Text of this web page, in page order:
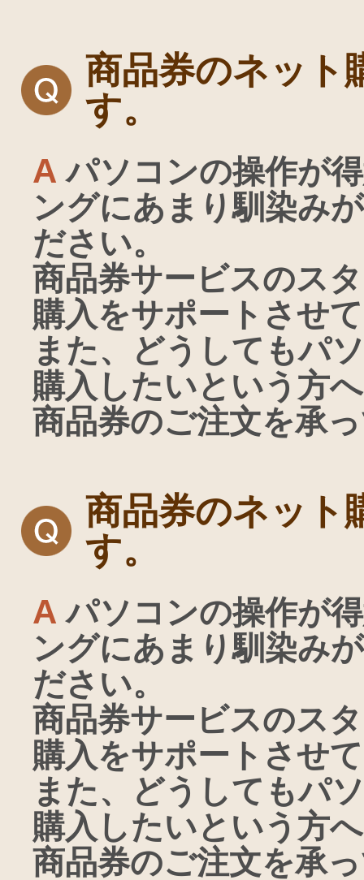
商品券のネット
す。
A パソコンの操作が
ングにあまり馴染み
ださい。
商品券サービスのス
購入をサポートさせ
また、どうしてもパ
購入したいという方
商品券のご注文を承
商品券のネット
す。
A パソコンの操作が
ングにあまり馴染み
ださい。
商品券サービスのス
購入をサポートさせ
また、どうしてもパ
購入したいという方
商品券のご注文を承